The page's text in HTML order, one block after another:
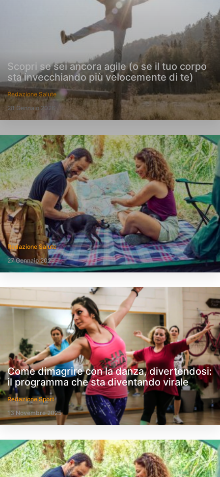
Scopri se sei ancora agile (o se il tuo corpo
sta invecchiando più velocemente di te)
Redazione Salute
28 Gennaio 2026
Redazione Salute
27 Gennaio 2026
Come dimagrire con la danza, divertendosi:
il programma che sta diventando virale
Redazione Sport
13 Novembre 2025